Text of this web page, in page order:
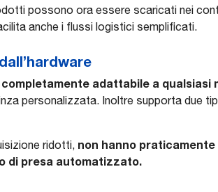
possono ora essere scaricati nei
anche i flussi logistici semplificati.
completamente adattabile a qualsiasi
personalizzata. Inoltre supporta due
ridotti, non hanno
di presa automatizzato.